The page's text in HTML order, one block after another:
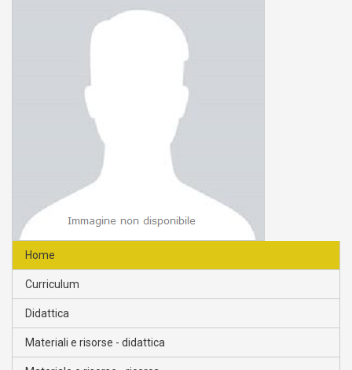
Home
Curriculum
Didattica
Materiali e risorse - didattica